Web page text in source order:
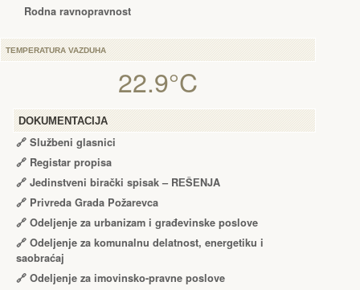
Rodna ravnopravnost
TEMPERATURA VAZDUHA
22.9°C
DOKUMENTACIJA
🔗 Službeni glasnici
🔗 Registar propisa
🔗 Jedinstveni birački spisak – RЕŠЕNJA
🔗 Privreda Grada Požarevca
🔗 Odeljenje za urbanizam i građevinske poslove
🔗 Odeljenje za komunalnu delatnost, energetiku i
saobraćaj
🔗 Odeljenje za imovinsko-pravne poslove